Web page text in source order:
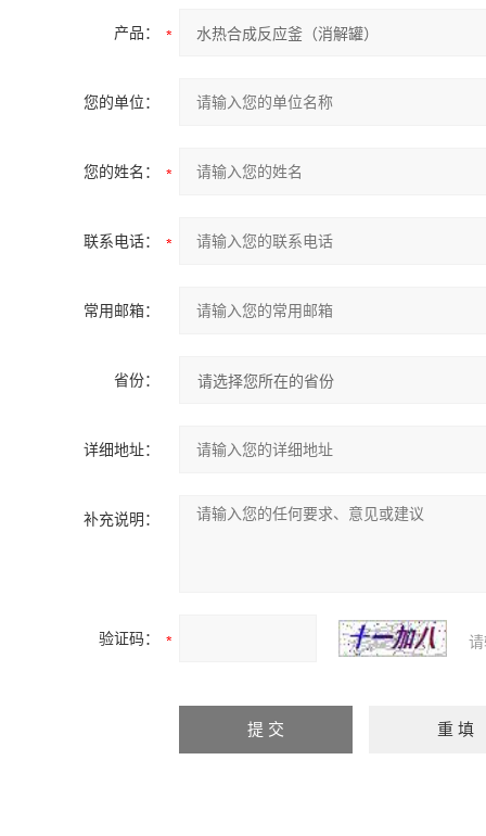
产品：
您的单位：
您的姓名：
联系电话：
常用邮箱：
省份：
详细地址：
补充说明：
验证码：